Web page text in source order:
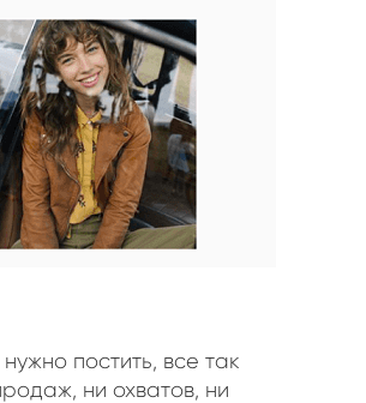
постить, все так
ни охватов, ни